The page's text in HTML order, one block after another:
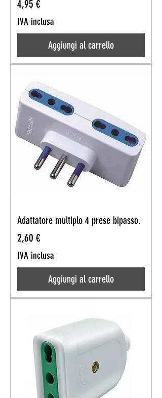
Prezzo
4,95 €
IVA inclusa
Aggiungi al carrello
Adattatore multiplo 4 prese bipasso.
Prezzo
2,60 €
IVA inclusa
Aggiungi al carrello